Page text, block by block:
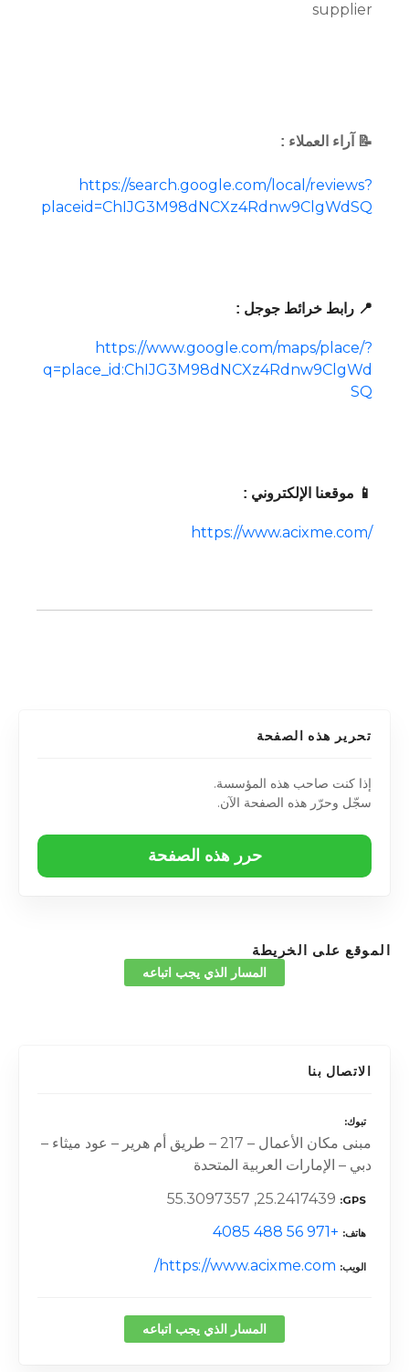
supplier
📝 آراء العملاء :
https://search.google.com/local/reviews?
placeid=ChIJG3M98dNCXz4Rdnw9ClgWdSQ
📍 رابط خرائط جوجل :
https://www.google.com/maps/place/?
q=place_id:ChIJG3M98dNCXz4Rdnw9ClgWd
SQ
📱 موقعنا الإلكتروني :
https://www.acixme.com/
تحرير هذه الصفحة
إذا كنت صاحب هذه المؤسسة.
سجّل وحرّر هذه الصفحة الآن.
حرر هذه الصفحة
الموقع على الخريطة
المسار الذي يجب اتباعه
الاتصال بنا
تبوك
مبنى مكان الأعمال – 217 – طريق أم هرير – عود ميثاء –
دبي – الإمارات العربية المتحدة
GPS
25.2417439, 55.3097357
هاتف +971 56 488 4085
الويب https://www.acixme.com/
المسار الذي يجب اتباعه